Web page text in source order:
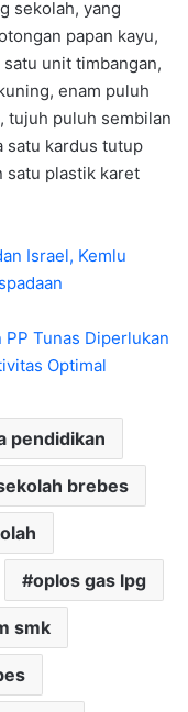
sekolah, yang
papan kayu,
unit timbangan,
enam puluh
tujuh puluh sembilan
satu kardus tutup
satu plastik karet
Israel, Kemlu
Tunas Diperlukan
Optimal
pendidikan
brebes
oplos gas lpg
smk